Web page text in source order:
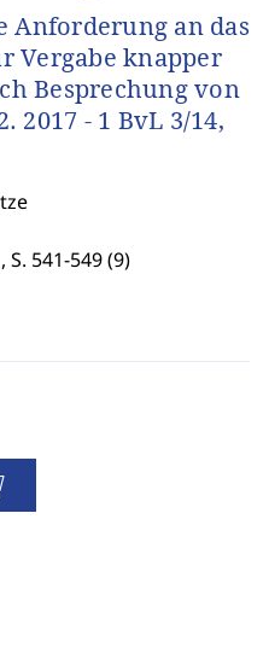
Anforderung an das
Vergabe knapper
Besprechung von
2017 - 1 BvL 3/14,
, S. 541-549 (9)